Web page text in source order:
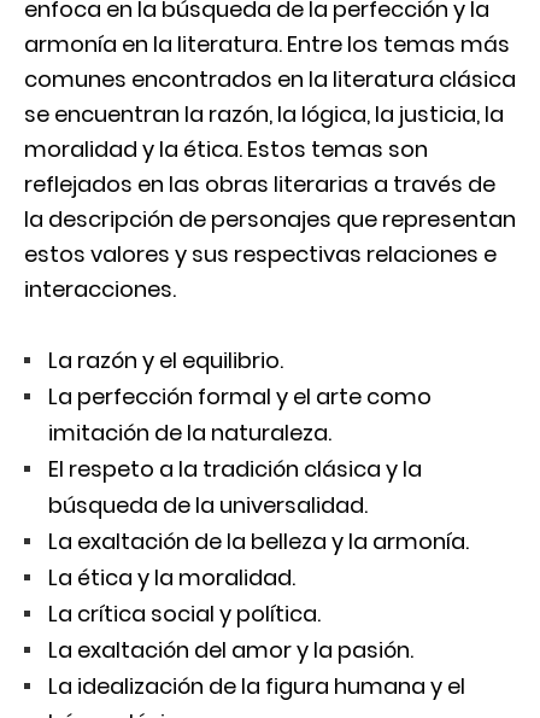
enfoca en la búsqueda de la perfección y la
armonía en la literatura. Entre los temas más
comunes encontrados en la literatura clásica
se encuentran la razón, la lógica, la justicia, la
moralidad y la ética. Estos temas son
reflejados en las obras literarias a través de
la descripción de personajes que representan
estos valores y sus respectivas relaciones e
interacciones.
La razón y el equilibrio.
La perfección formal y el arte como
imitación de la naturaleza.
El respeto a la tradición clásica y la
búsqueda de la universalidad.
La exaltación de la belleza y la armonía.
La ética y la moralidad.
La crítica social y política.
La exaltación del amor y la pasión.
La idealización de la figura humana y el